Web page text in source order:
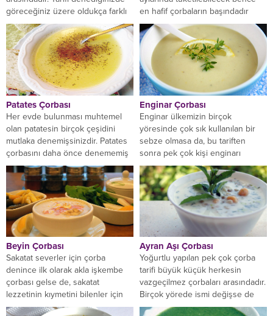
göreceğiniz üzere oldukça farklı
ve lezzetli olan bezelye...
en hafif çorbaların başındadır
içinde yoğurt olması sebebi...
Patates Çorbası
Her evde bulunması muhtemel
olan patatesin birçok çeşidini
mutlaka denemişsinizdir. Patates
çorbasını daha önce denememiş
ve yememiş olanlar için ilginç...
Enginar Çorbası
Enginar ülkemizin birçok
yöresinde çok sık kullanılan bir
sebze olmasa da, bu tariften
sonra pek çok kişi enginarı
tariflerinde kullanmadığı...
Beyin Çorbası
Sakatat severler için çorba
denince ilk olarak akla işkembe
çorbası gelse de, sakatat
lezzetinin kıymetini bilenler için
beyin çorbası da...
Ayran Aşı Çorbası
Yoğurtlu yapılan pek çok çorba
tarifi büyük küçük herkesin
vazgeçilmez çorbaları arasındadır.
Birçok yörede ismi değişse de
ayran aşı dendiğinde...